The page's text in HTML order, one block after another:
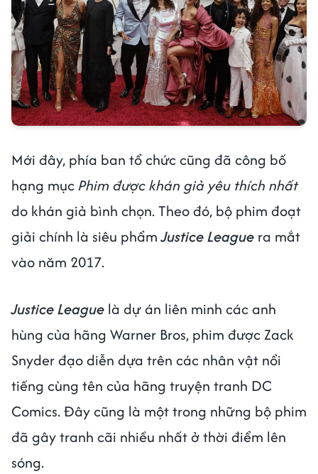
Mới đây, phía ban tổ chức cũng đã công bố
hạng mục Phim được khán giả yêu thích nhất
do khán giả bình chọn. Theo đó, bộ phim đoạt
giải chính là siêu phẩmJustice League ra mắt
vào năm 2017.
Justice League là dự án liên minh các anh
hùng của hãng Warner Bros, phim được Zack
Snyder đạo diễn dựa trên các nhân vật nổi
tiếng cùng tên của hãng truyện tranh DC
Comics. Đây cũng là một trong những bộ phim
đã gây tranh cãi nhiều nhất ở thời điểm lên
sóng.